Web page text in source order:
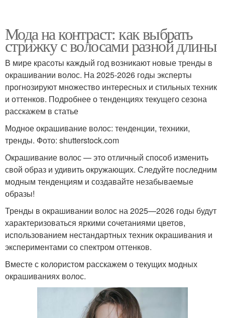
Мода на контраст: как выбрать
стрижку с волосами разной длины
В мире красоты каждый год возникают новые тренды в
окрашивании волос. На 2025-2026 годы эксперты
прогнозируют множество интересных и стильных техник
и оттенков. Подробнее о тенденциях текущего сезона
расскажем в статье
Модное окрашивание волос: тенденции, техники,
тренды. Фото: shutterstock.com
Окрашивание волос — это отличный способ изменить
свой образ и удивить окружающих. Следуйте последним
модным тенденциям и создавайте незабываемые
образы!
Тренды в окрашивании волос на 2025—2026 годы будут
характеризоваться яркими сочетаниями цветов,
использованием нестандартных техник окрашивания и
экспериментами со спектром оттенков.
Вместе с колористом расскажем о текущих модных
окрашиваниях волос.